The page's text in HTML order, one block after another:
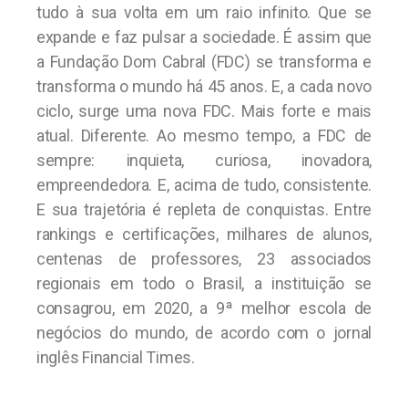
tudo à sua volta em um raio infinito. Que se
expande e faz pulsar a sociedade. É assim que
a Fundação Dom Cabral (FDC) se transforma e
transforma o mundo há 45 anos. E, a cada novo
ciclo, surge uma nova FDC. Mais forte e mais
atual. Diferente. Ao mesmo tempo, a FDC de
sempre: inquieta, curiosa, inovadora,
empreendedora. E, acima de tudo, consistente.
E sua trajetória é repleta de conquistas. Entre
rankings e certificações, milhares de alunos,
centenas de professores, 23 associados
regionais em todo o Brasil, a instituição se
consagrou, em 2020, a 9ª melhor escola de
negócios do mundo, de acordo com o jornal
inglês Financial Times.